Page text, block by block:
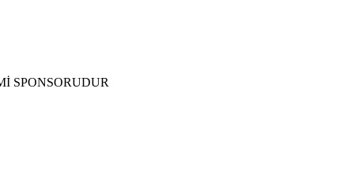
SPONSORUDUR